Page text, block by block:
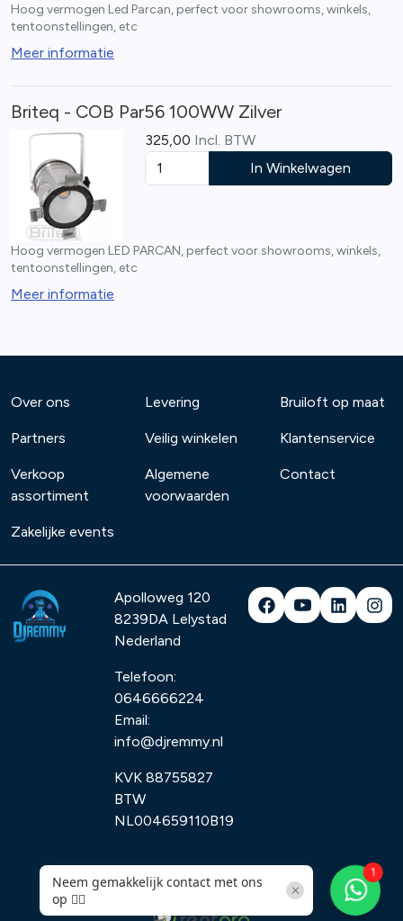
Hoog vermogen Led Parcan, perfect voor showrooms, winkels,
tentoonstellingen, etc
Meer informatie
Briteq - COB Par56 100WW Zilver
325,00 Incl. BTW
In Winkelwagen
Hoog vermogen LED PARCAN, perfect voor showrooms, winkels,
tentoonstellingen, etc
Meer informatie
Over ons
Partners
Verkoop
assortiment
Zakelijke events
Levering
Veilig winkelen
Algemene
voorwaarden
Bruiloft op maat
Klantenservice
Contact
Apolloweg 120
8239DA Lelystad
Nederland
Telefoon:
0646666224
Email:
info@djremmy.nl
KVK 88755827
BTW
NL004659110B19
© 2026 - DJ Remmy